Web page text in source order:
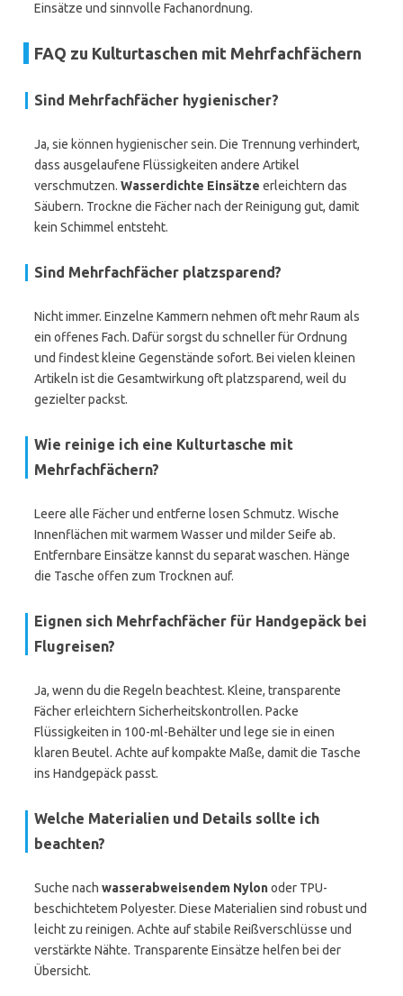
Einsätze und sinnvolle Fachanordnung.
FAQ zu Kulturtaschen mit Mehrfachfächern
Sind Mehrfachfächer hygienischer?
Ja, sie können hygienischer sein. Die Trennung verhindert,
dass ausgelaufene Flüssigkeiten andere Artikel
verschmutzen. Wasserdichte Einsätze erleichtern das
Säubern. Trockne die Fächer nach der Reinigung gut, damit
kein Schimmel entsteht.
Sind Mehrfachfächer platzsparend?
Nicht immer. Einzelne Kammern nehmen oft mehr Raum als
ein offenes Fach. Dafür sorgst du schneller für Ordnung
und findest kleine Gegenstände sofort. Bei vielen kleinen
Artikeln ist die Gesamtwirkung oft platzsparend, weil du
gezielter packst.
Wie reinige ich eine Kulturtasche mit
Mehrfachfächern?
Leere alle Fächer und entferne losen Schmutz. Wische
Innenflächen mit warmem Wasser und milder Seife ab.
Entfernbare Einsätze kannst du separat waschen. Hänge
die Tasche offen zum Trocknen auf.
Eignen sich Mehrfachfächer für Handgepäck bei
Flugreisen?
Ja, wenn du die Regeln beachtest. Kleine, transparente
Fächer erleichtern Sicherheitskontrollen. Packe
Flüssigkeiten in 100-ml-Behälter und lege sie in einen
klaren Beutel. Achte auf kompakte Maße, damit die Tasche
ins Handgepäck passt.
Welche Materialien und Details sollte ich
beachten?
Suche nach wasserabweisendem Nylonoder TPU-
beschichtetem Polyester. Diese Materialien sind robust und
leicht zu reinigen. Achte auf stabile Reißverschlüsse und
verstärkte Nähte. Transparente Einsätze helfen bei der
Übersicht.